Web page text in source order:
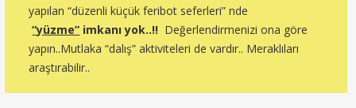
yapılan “düzenli küçük feribot seferleri” nde
“yüzme” imkanı yok..!! Değerlendirmenizi ona göre
yapın..Mutlaka “dalış” aktiviteleri de vardır.. Meraklıları
araştırabilir..